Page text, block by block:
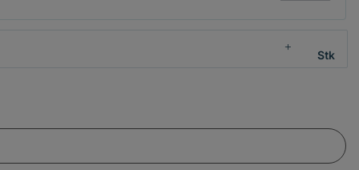
Stk